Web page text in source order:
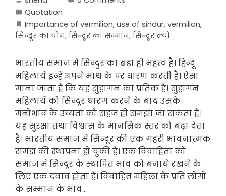
Quotation
Importance of vermilion, use of sindur, vermilion,
सिन्दूर का योग, सिन्दूर का सम्मान, सिन्दूर क्यो
भारतीय समाज मे सिन्दुर का बड़ा ही महत्व है। हिन्दू
महिलायें इन्हें अपने माथ के पर धारण करती है। ऐसा
माना जाता है कि यह सु्हागन का प्रतिक है। सुहागन
महिलायें को सिन्दूर धारण करने के बाद उसके
मनोभाव के उच्यता को सहज ही समझा जा सकता है।
यह सुरक्षा तथा विश्वास के मानसिक स्तर को बढ़ा देता
है। भारतीय समाज मे सिन्दूर की एक गहरी भावनात्मक
समझ की स्थापना हो चुकी है। एक विवाहिता को
समाज मे सिन्दूर के स्थापित भाव को बनाये रखने के
लिए एक दवाव होता है। विवाहित महिला के प्रति लोगो
के सम्मान के भाव…